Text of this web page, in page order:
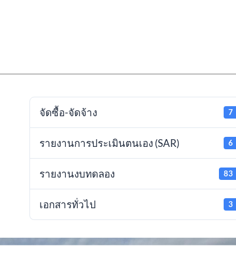
จัดซื้อ-จัดจ้าง 7
รายงานการประเมินตนเอง (SAR) 6
รายงานงบทดลอง 83
เอกสารทั่วไป 3